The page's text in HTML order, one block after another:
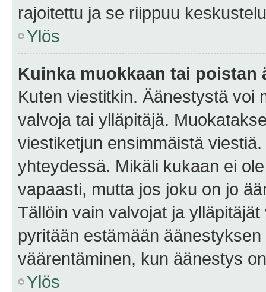
rajoitettu ja se riippuu
Ylös
Kuinka muokkaan tai poistan
Kuten viestitkin. Äänestystä voi
valvoja tai ylläpitäjä.
viestiketjun ensimmäistä
yhteydessä. Mikäli kukaan ei
vapaasti, mutta jos joku on jo
Tällöin vain valvojat ja
pyritään estämään
väärentäminen, kun äänestys
Ylös